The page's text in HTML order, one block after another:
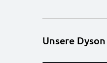
Unsere